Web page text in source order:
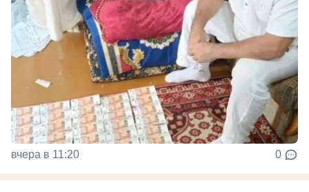
вчера в 11:20 0